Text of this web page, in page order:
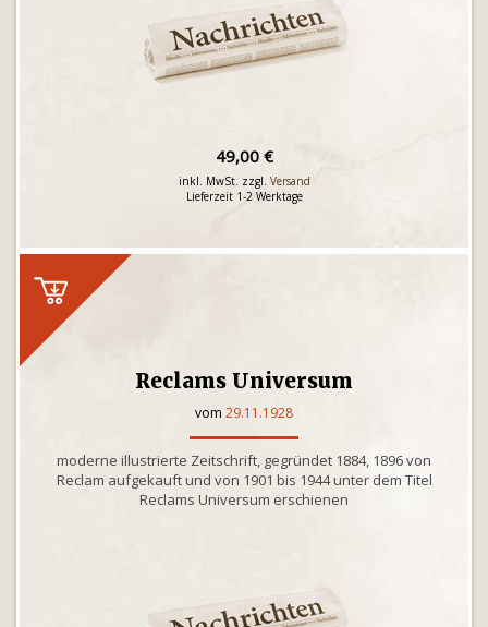
49,00 €
inkl. MwSt. zzgl. Versand
Lieferzeit 1-2 Werktage
Reclams Universum
vom 29.11.1928
moderne illustrierte Zeitschrift, gegründet 1884, 1896 von
Reclam aufgekauft und von 1901 bis 1944 unter dem Titel
Reclams Universum erschienen